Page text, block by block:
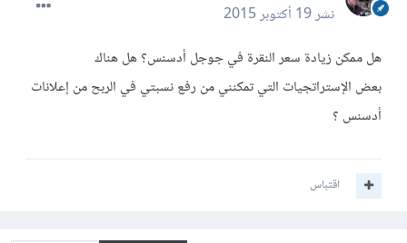
نشر19 أكتوبر 2015
هل ممكن زيادة سعر النقرة في جوجل أدسنس؟ هل هناك
بعض الإستراتجيات التي تمكنني من رفع نسبتي في الربح من إعلانات
أدسنس ؟
اقتباس